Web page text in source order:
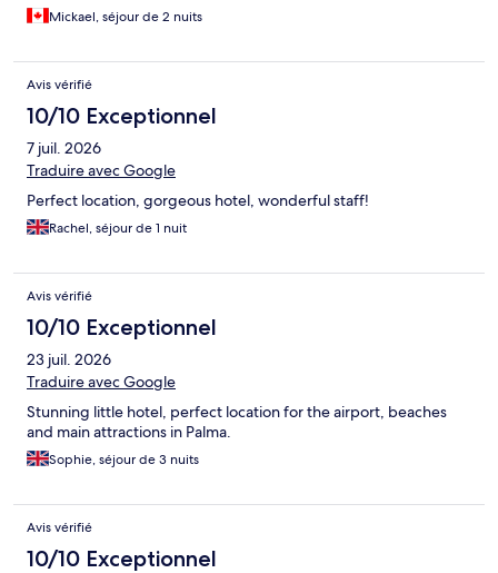
Mickael, séjour de 2 nuits
Avis vérifié
10/10 Exceptionnel
7 juil. 2026
Traduire avec Google
Perfect location, gorgeous hotel, wonderful staff!
Rachel, séjour de 1 nuit
Avis vérifié
10/10 Exceptionnel
23 juil. 2026
Traduire avec Google
Stunning little hotel, perfect location for the airport, beaches
and main attractions in Palma.
Sophie, séjour de 3 nuits
Avis vérifié
10/10 Exceptionnel